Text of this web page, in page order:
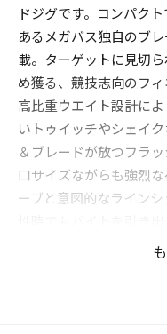
ドジグです。コンパク
あるメガバス独自のブ
載。ターゲットに見切
め獲る、競技志向のフィ
高比重ウエイト設計に
いトゥイッチやシェイ
＆ブレードが放つフラ
口サイズながらも強烈
ーブと意図的なライン
リトリーブスピードを